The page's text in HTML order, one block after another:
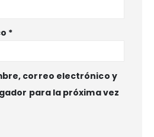
*
correo electrónico y
para la próxima vez